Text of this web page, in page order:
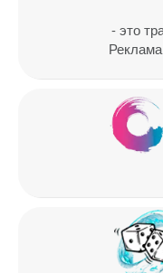
Email*
- это